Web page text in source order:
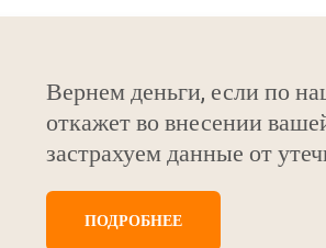
Вернем деньги, если по
откажет во внесении
застрахуем данные от
ПОДРОБНЕЕ